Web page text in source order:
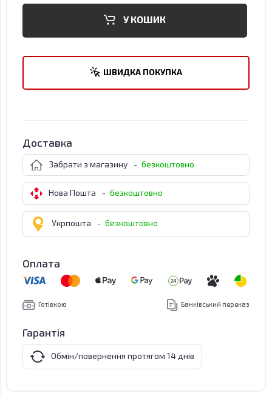
У КОШИК
ШВИДКА ПОКУПКА
Доставка
Забрати з магазину - безкоштовно
Нова Пошта - безкоштовно
Укрпошта - безкоштовно
Оплата
Готівкою Банківський переказ
Гарантія
Обмін/повернення протягом 14 днів